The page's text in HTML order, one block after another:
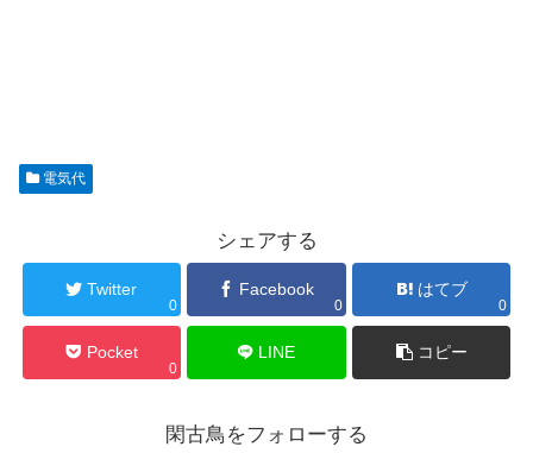
電気代
シェアする
Twitter
0
Facebook
0
はてブ
0
Pocket
0
LINE コピー
閑古鳥をフォローする